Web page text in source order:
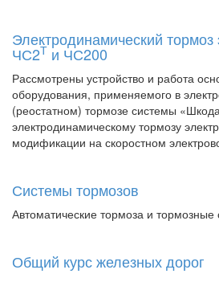
Электродинамический тормоз
ЧС2Т и ЧС200
Рассмотрены устройство и работа
оборудования, применяемого в
(реостатном) тормозе системы
электродинамическому тормозу
модификации на скоростном
Системы тормозов
Автоматические тормоза и тормозные
Общий курс железных дорог